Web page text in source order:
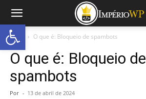
Início O que é: Bloqueio de spambots
O que é: Bloqueio de
spambots
Por - 13 de abril de 2024
Abrir a barra de ferramentas